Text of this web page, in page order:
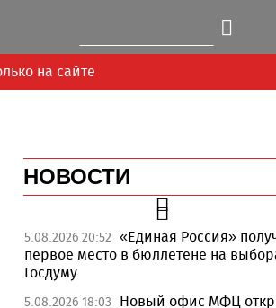
на сайте
НОВОСТИ
5.08.2026 20:52 «Единая Россия»
первое место в бюллетене на
Госдуму
5.08.2026 18:03
Новый офис МФЦ